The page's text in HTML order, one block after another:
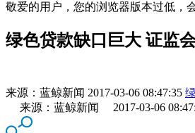
敬爱的用户，您的浏览器版本过低，
绿色贷款缺口巨大 证监
来源： 蓝鲸新闻 2017-03-06 08:47:35
来源：蓝鲸新闻 2017-03-06